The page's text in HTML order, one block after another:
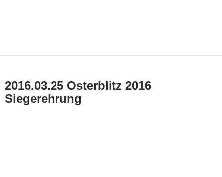
2016.03.25 Osterblitz 2016
Siegerehrung